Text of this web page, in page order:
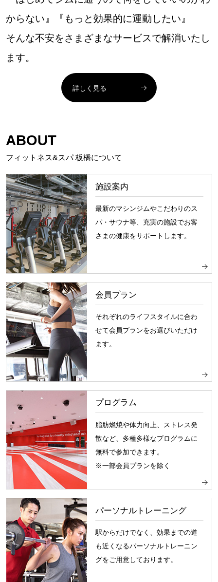
からない』『もっと効果的に運動したい』
そんな不安をさまざまなサービスで解消いたし
ます。
詳しく見る
ABOUT
フィットネス&スパ 板橋について
施設案内
最新のマシンジムやこだわりのス
パ・サウナ等、充実の施設でお客
さまの健康をサポートします。
会員プラン
それぞれのライフスタイルに合わ
せて会員プランをお選びいただけ
ます。
プログラム
脂肪燃焼や体力向上、ストレス発
散など、多種多様なプログラムに
無料で参加できます。
※一部会員プランを除く
パーソナルトレーニング
駅からだけでなく、効果までの道
も近くなるパーソナルトレーニン
グをご用意しております。